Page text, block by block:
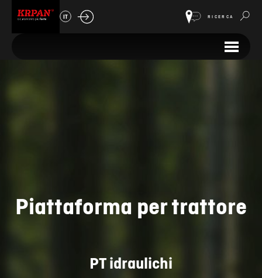
IT RICERCA
Piattaforma per trattore
PT idraulichi